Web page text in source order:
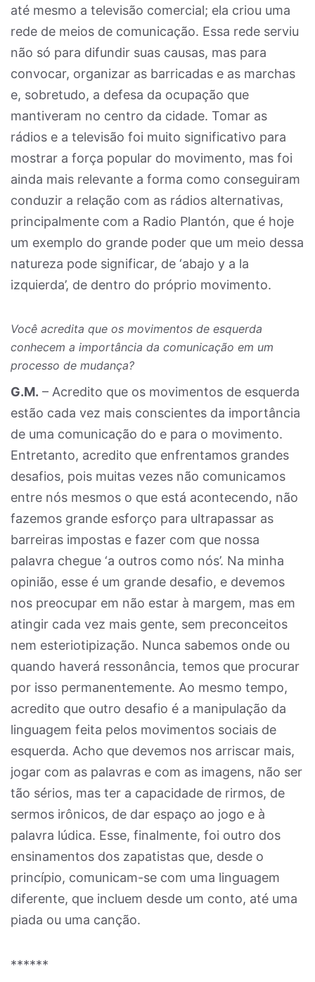
até mesmo a televisão comercial; ela criou uma
rede de meios de comunicação. Essa rede serviu
não só para difundir suas causas, mas para
convocar, organizar as barricadas e as marchas
e, sobretudo, a defesa da ocupação que
mantiveram no centro da cidade. Tomar as
rádios e a televisão foi muito significativo para
mostrar a força popular do movimento, mas foi
ainda mais relevante a forma como conseguiram
conduzir a relação com as rádios alternativas,
principalmente com a Radio Plantón, que é hoje
um exemplo do grande poder que um meio dessa
natureza pode significar, de ‘abajo y a la
izquierda’, de dentro do próprio movimento.
Você acredita que os movimentos de esquerda
conhecem a importância da comunicação em um
processo de mudança?
G.M. – Acredito que os movimentos de esquerda
estão cada vez mais conscientes da importância
de uma comunicação do e para o movimento.
Entretanto, acredito que enfrentamos grandes
desafios, pois muitas vezes não comunicamos
entre nós mesmos o que está acontecendo, não
fazemos grande esforço para ultrapassar as
barreiras impostas e fazer com que nossa
palavra chegue ‘a outros como nós’. Na minha
opinião, esse é um grande desafio, e devemos
nos preocupar em não estar à margem, mas em
atingir cada vez mais gente, sem preconceitos
nem esteriotipização. Nunca sabemos onde ou
quando haverá ressonância, temos que procurar
por isso permanentemente. Ao mesmo tempo,
acredito que outro desafio é a manipulação da
linguagem feita pelos movimentos sociais de
esquerda. Acho que devemos nos arriscar mais,
jogar com as palavras e com as imagens, não ser
tão sérios, mas ter a capacidade de rirmos, de
sermos irônicos, de dar espaço ao jogo e à
palavra lúdica. Esse, finalmente, foi outro dos
ensinamentos dos zapatistas que, desde o
princípio, comunicam-se com uma linguagem
diferente, que incluem desde um conto, até uma
piada ou uma canção.
******